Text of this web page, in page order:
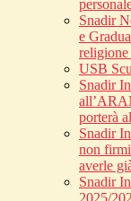
Snadir
e
religione
USB
Snadir
porterà
Snadir
non
averle
Snadir